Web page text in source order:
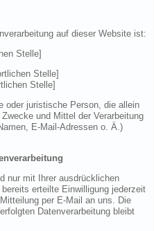
auf dieser Website ist:
Stelle]
Stelle]
Stelle]
oder juristische Person, die allein
und Mittel der Verarbeitung
E-Mail-Adressen o. Ä.)
nur mit Ihrer ausdrücklichen
erteilte Einwilligung jederzeit
per E-Mail an uns. Die
Datenverarbeitung bleibt